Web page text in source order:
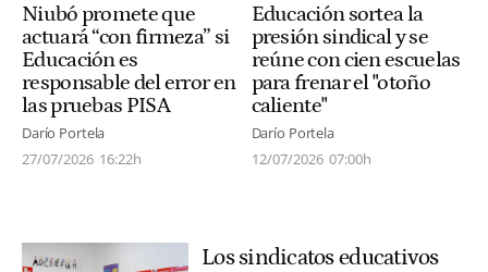
Niubó promete que
actuará “con firmeza” si
Educación es
responsable del error en
las pruebas PISA
Darío Portela
27/07/2026 16:22h
Educación sortea la
presión sindical y se
reúne con cien escuelas
para frenar el "otoño
caliente"
Darío Portela
12/07/2026 07:00h
Los sindicatos educativos